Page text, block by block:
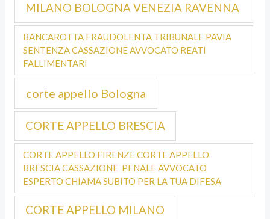
MILANO BOLOGNA VENEZIA RAVENNA
BANCAROTTA FRAUDOLENTA TRIBUNALE PAVIA
SENTENZA CASSAZIONE AVVOCATO REATI
FALLIMENTARI
corte appello Bologna
CORTE APPELLO BRESCIA
CORTE APPELLO FIRENZE CORTE APPELLO
BRESCIA CASSAZIONE PENALE AVVOCATO
ESPERTO CHIAMA SUBITO PER LA TUA DIFESA
CORTE APPELLO MILANO